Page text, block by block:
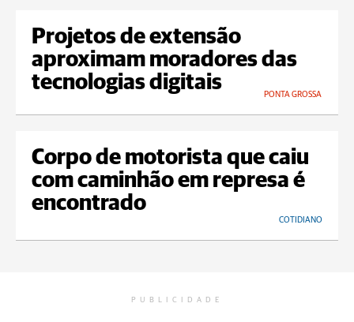
Projetos de extensão
aproximam moradores das
tecnologias digitais
PONTA GROSSA
Corpo de motorista que caiu
com caminhão em represa é
encontrado
COTIDIANO
PUBLICIDADE